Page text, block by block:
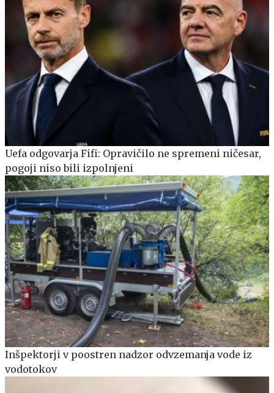
Uefa odgovarja Fifi: Opravičilo ne spremeni ničesar,
pogoji niso bili izpolnjeni
Inšpektorji v poostren nadzor odvzemanja vode iz
vodotokov